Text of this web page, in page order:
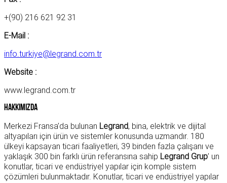
+(90) 216 621 92 31
E-Mail :
info.turkiye@legrand.com.tr
Website :
www.legrand.com.tr
Hakkımızda
Merkezi Fransa’da bulunan Legrand, bina, elektrik ve dijital
altyapıları için ürün ve sistemler konusunda uzmandır. 180
ülkeyi kapsayan ticari faaliyetleri, 39 binden fazla çalışanı ve
yaklaşık 300 bin farklı ürün referansına sahip Legrand Grup’ un
konutlar, ticari ve endüstriyel yapılar için komple sistem
çözümleri bulunmaktadır. Konutlar, ticari ve endüstriyel yapılar